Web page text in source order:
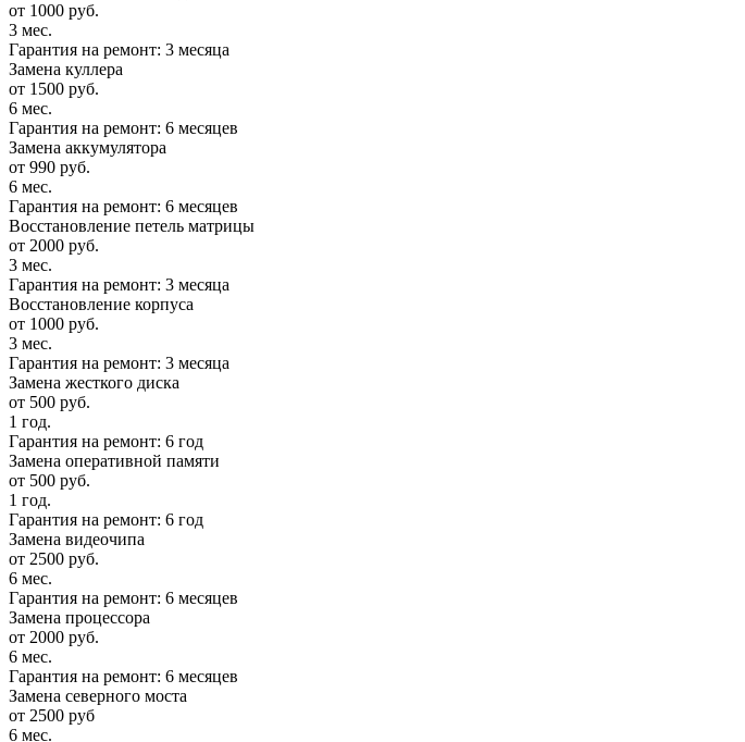
от 1000 руб.
3 мес.
Гарантия на ремонт: 3 месяца
Замена куллера
от 1500 руб.
6 мес.
Гарантия на ремонт: 6 месяцев
Замена аккумулятора
от 990 руб.
6 мес.
Гарантия на ремонт: 6 месяцев
Восстановление петель матрицы
от 2000 руб.
3 мес.
Гарантия на ремонт: 3 месяца
Восстановление корпуса
от 1000 руб.
3 мес.
Гарантия на ремонт: 3 месяца
Замена жесткого диска
от 500 руб.
1 год.
Гарантия на ремонт: 6 год
Замена оперативной памяти
от 500 руб.
1 год.
Гарантия на ремонт: 6 год
Замена видеочипа
от 2500 руб.
6 мес.
Гарантия на ремонт: 6 месяцев
Замена процессора
от 2000 руб.
6 мес.
Гарантия на ремонт: 6 месяцев
Замена северного моста
от 2500 руб
6 мес.